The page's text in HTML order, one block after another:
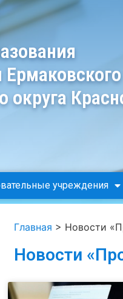
округа
учреждения
Главная > Новости
Новости